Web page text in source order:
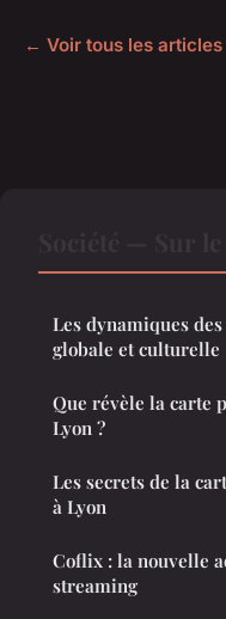
← Voir tous les
Les dynamiques
globale et culturelle
Que révèle la carte
Lyon ?
Les secrets de la
à Lyon
Coflix : la nouvelle
streaming